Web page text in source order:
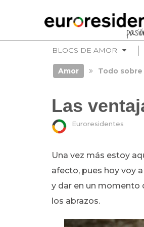
BLOGS DE AMOR
Amor Todo
Las
Euroresidentes
Una vez más estoy
afecto, pues hoy voy
y dar en un momento
los abrazos.